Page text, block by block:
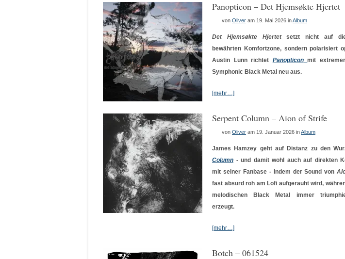
Panopticon – Det Hjemsøkte Hjertet
von Oliver am 19. Mai 2026 inAlbum
Det Hjemsøkte Hjertetsetzt nicht auf
bewährten Komfortzone, sondern polarisiert
Austin Lunn richtet Panopticon mit
Symphonic Black Metal neu aus.
[mehr…]
Serpent Column – Aion of Strife
von Oliver am 19. Januar 2026 inAlbum
James Hamzey geht auf Distanz zu den
Column - und damit wohl auch auf direkten
mit seiner Fanbase - indem der Sound von
fast absurd roh am Lofi aufgerauht wird,
melodischen Black Metal immer
erzeugt.
[mehr…]
Botch – 061524